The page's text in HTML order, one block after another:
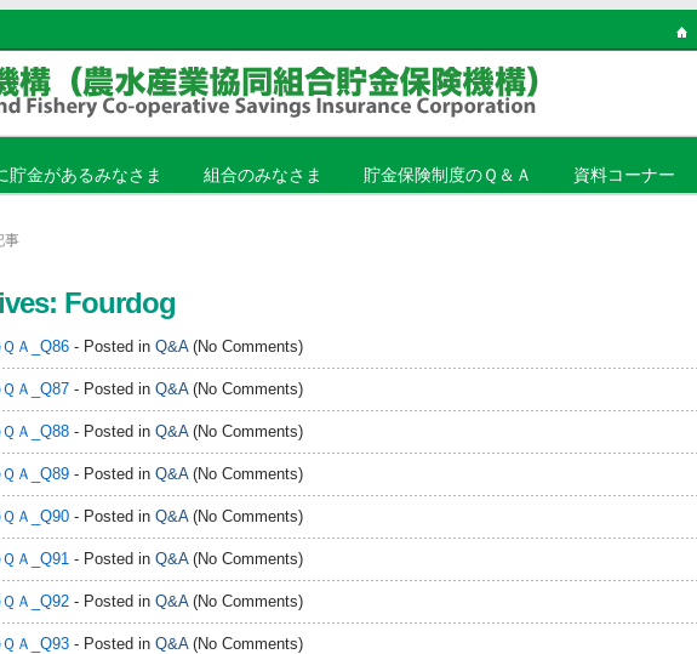
貯金があるみなさま 組合のみなさま 貯金保険制度のＱ＆Ａ 資料コーナー
事
Fourdog
Ａ_Q86 - Posted in Q&A(No Comments)
Ａ_Q87 - Posted in Q&A(No Comments)
Ａ_Q88 - Posted in Q&A(No Comments)
Ａ_Q89 - Posted in Q&A(No Comments)
Ａ_Q90 - Posted in Q&A(No Comments)
Ａ_Q91 - Posted in Q&A(No Comments)
Ａ_Q92 - Posted in Q&A(No Comments)
Ａ_Q93 - Posted in Q&A(No Comments)